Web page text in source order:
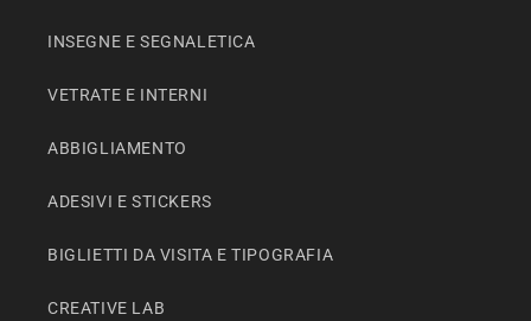
INSEGNE E SEGNALETICA
VETRATE E INTERNI
ABBIGLIAMENTO
ADESIVI E STICKERS
BIGLIETTI DA VISITA E TIPOGRAFIA
CREATIVE LAB